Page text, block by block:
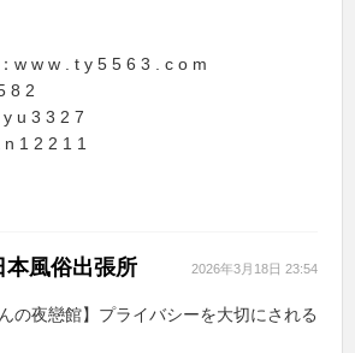
w w w . t y 5 5 6 3 . c o m
8 2
u 3 3 2 7
n 1 2 2 1 1
風俗出張所 2026年3月18日 23:54
んの夜戀館】プライバシーを大切にされる